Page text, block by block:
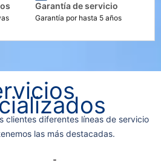
Garantía de servicio
Garantía por hasta 5 años
clientes diferentes líneas de servicio
las más destacadas.